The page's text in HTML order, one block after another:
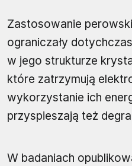
Zastosowanie
ograniczały
w jego strukturze
które zatrzymują
wykorzystanie ich
przyspieszają też
W badaniach